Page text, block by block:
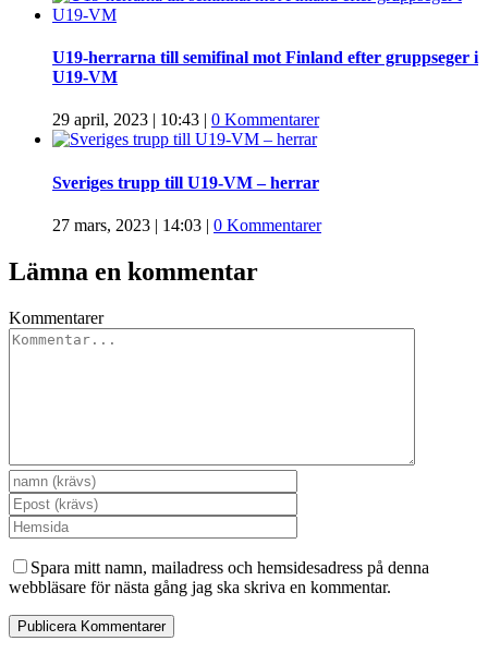
U19-herrarna till semifinal mot Finland efter gruppseger i
U19-VM
29 april, 2023 | 10:43 0 Kommentarer
Sveriges trupp till U19-VM – herrar
27 mars, 2023 | 14:03 | 0 Kommentarer
Lämna en kommentar
Kommentarer
Spara mitt namn, mailadress och hemsidesadress på denna
webbläsare för nästa gång jag ska skriva en kommentar.